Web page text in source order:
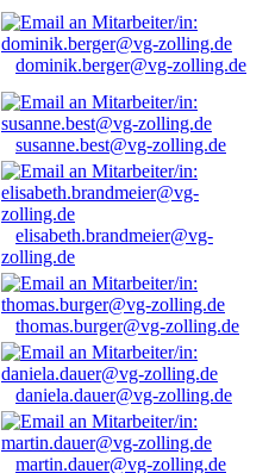
dominik.berger@vg-zolling.de
susanne.best@vg-zolling.de
elisabeth.brandmeier@vg-
zolling.de
thomas.burger@vg-zolling.de
daniela.dauer@vg-zolling.de
martin.dauer@vg-zolling.de